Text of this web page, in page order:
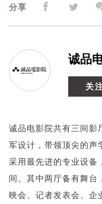
分享
诚品
关
诚品电影院共有三间影
军设计，带领顶尖的声
采用最先进的专业设备
间。其中两厅备有舞台
映会、记者发表会、企